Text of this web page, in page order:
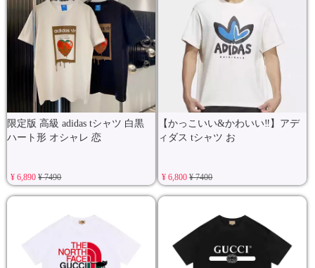
限定版 高級 adidas tシャツ 白黒
ハート形 オシャレ 恋
¥ 6,890¥ 7490
【かっこいい&かわいい‼️】アデ
ィダス tシャツ お
¥ 6,800¥ 7400